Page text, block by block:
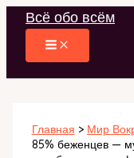
Перейти
содержимому
Всё обо всём
Главная
Мир
85% беженцев —